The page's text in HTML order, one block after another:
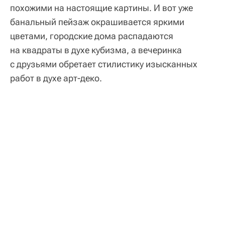
похожими на настоящие картины. И вот уже
банальный пейзаж окрашивается яркими
цветами, городские дома распадаются
на квадраты в духе кубизма, а вечеринка
с друзьями обретает стилистику изысканных
работ в духе арт-деко.